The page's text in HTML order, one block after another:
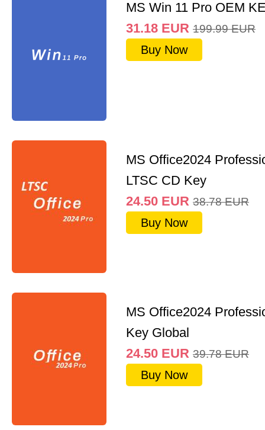
MS Win 11 Pro OEM
31.18 EUR 199.99 EUR
Buy Now
MS Office2024
LTSC CD Key
24.50 EUR 38.78 EUR
Buy Now
MS Office2024
Key Global
24.50 EUR 39.78 EUR
Buy Now